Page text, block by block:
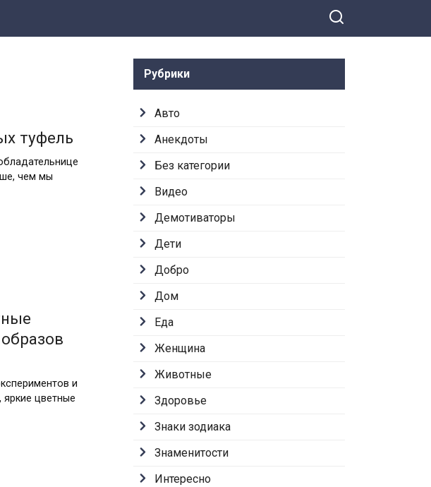
туфель
чем мы
и
цветные
Рубрики
Авто
Анекдоты
Без категории
Видео
Демотиваторы
Дети
Добро
Дом
Еда
Женщина
Животные
Здоровье
Знаки зодиака
Знаменитости
Интересно